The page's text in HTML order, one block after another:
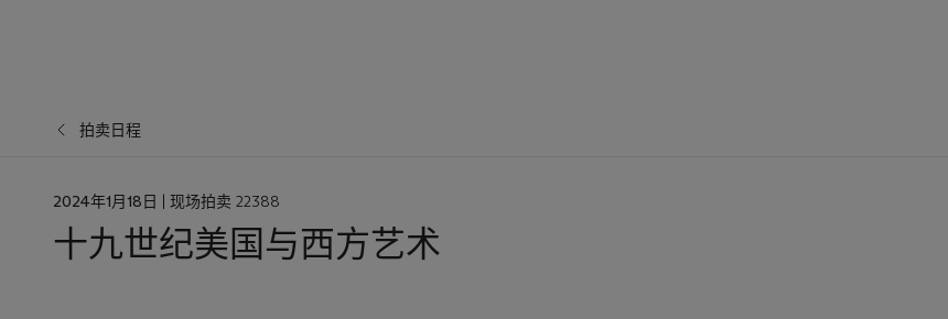
拍卖日程
日
2024年1月18日 | 现场拍卖 22388
十九世纪美国与西方艺术